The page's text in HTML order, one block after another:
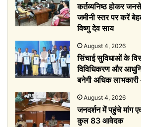
कर्तव्यनिष्ठ होकर
जमीनी स्तर पर करें
विष्णु देव साय
August 4, 2026
सिंचाई सुविधाओं के
विविधिकरण और
बनेगी अधिक
August 4, 2026
जनदर्शन में पहुंचे मांग
कुल 83 आवेदक